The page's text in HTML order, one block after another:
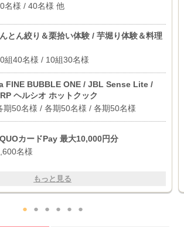
名様 / 40名様 他
とん絞り＆栗拾い体験 / 芋堀り体験＆料理
組40名様 / 10組30名様
FINE BUBBLE ONE / JBL Sense Lite /
ヘルシオ ホットクック
期50名様 / 各期50名様 / 各期50名様
カードPay 最大10,000円分
名様
もっと見る
● ● ● ● ● ●